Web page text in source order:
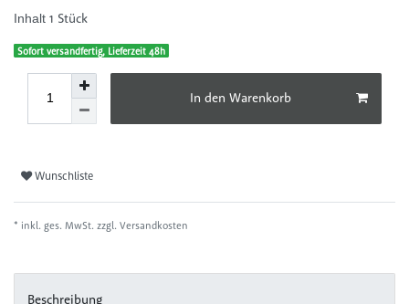
Inhalt 1 Stück
Sofort versandfertig, Lieferzeit 48h
In den Warenkorb
Wunschliste
* inkl. ges. MwSt. zzgl. Versandkosten
Beschreibung